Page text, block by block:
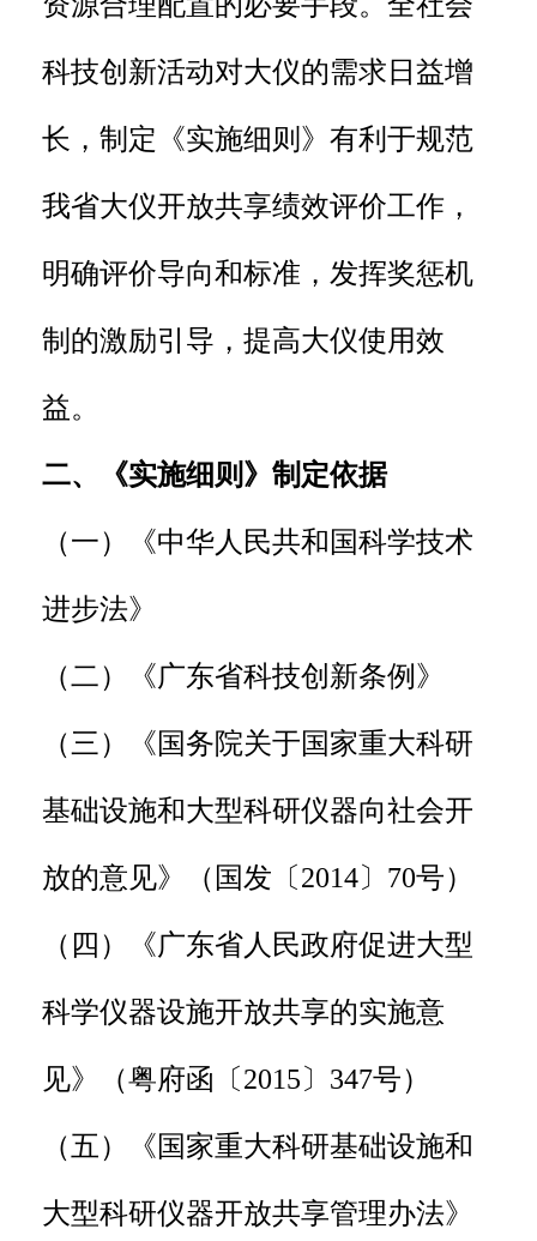
科技创新活动对大仪的需求日益增
长，制定《实施细则》有利于规范
我省大仪开放共享绩效评价工作，
明确评价导向和标准，发挥奖惩机
制的激励引导，提高大仪使用效
益。
二、《实施细则》制定依据
（一）《中华人民共和国科学技术
进步法》
（二）《广东省科技创新条例》
（三）《国务院关于国家重大科研
基础设施和大型科研仪器向社会开
放的意见》（国发〔2014〕70号）
（四）《广东省人民政府促进大型
科学仪器设施开放共享的实施意
见》（粤府函〔2015〕347号）
（五）《国家重大科研基础设施和
大型科研仪器开放共享管理办法》